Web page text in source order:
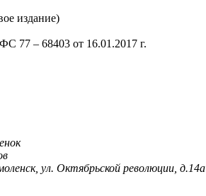
издание)
77 – 68403 от 16.01.2017 г.
ул. Октябрьской революции, д.14а